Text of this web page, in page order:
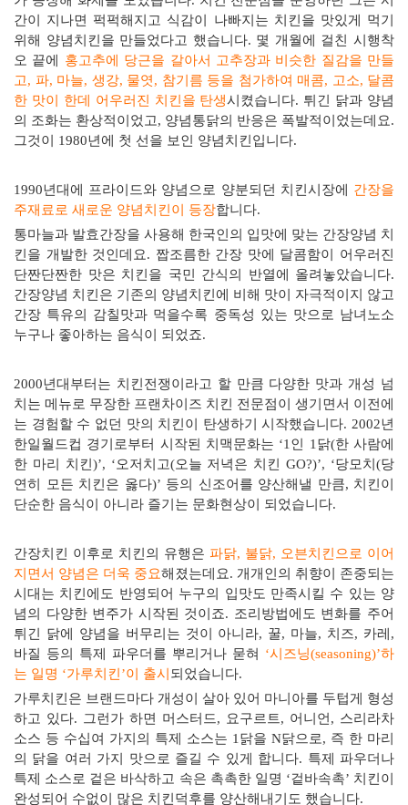
간이 지나면 퍽퍽해지고 식감이 나빠지는 치킨을 맛있게 먹기
위해 양념치킨을 만들었다고 했습니다. 몇 개월에 걸친 시행착
오 끝에 홍고추에 당근을 갈아서 고추장과 비슷한 질감을 만들
고, 파, 마늘, 생강, 물엿, 참기름 등을 첨가하여 매콤, 고소, 달콤
한 맛이 한데 어우러진 치킨을 탄생시켰습니다. 튀긴 닭과 양념
의 조화는 환상적이었고, 양념통닭의 반응은 폭발적이었는데요.
그것이 1980년에 첫 선을 보인 양념치킨입니다.
1990년대에 프라이드와 양념으로 양분되던 치킨시장에 간장을
주재료로 새로운 양념치킨이 등장합니다.
통마늘과 발효간장을 사용해 한국인의 입맛에 맞는 간장양념 치
킨을 개발한 것인데요. 짭조름한 간장 맛에 달콤함이 어우러진
단짠단짠한 맛은 치킨을 국민 간식의 반열에 올려놓았습니다.
간장양념 치킨은 기존의 양념치킨에 비해 맛이 자극적이지 않고
간장 특유의 감칠맛과 먹을수록 중독성 있는 맛으로 남녀노소
누구나 좋아하는 음식이 되었죠.
2000년대부터는 치킨전쟁이라고 할 만큼 다양한 맛과 개성 넘
치는 메뉴로 무장한 프랜차이즈 치킨 전문점이 생기면서 이전에
는 경험할 수 없던 맛의 치킨이 탄생하기 시작했습니다. 2002년
한일월드컵 경기로부터 시작된 치맥문화는 ‘1 인 1 닭(한 사람에
한 마리 치킨 )’, ‘오저치고(오늘 저녁은 치킨GO?)’, ‘당모치(당
연히 모든 치킨은 옳다)’ 등의 신조어를 양산해낼 만큼, 치킨이
단순한 음식이 아니라 즐기는 문화현상이 되었습니다.
간장치킨 이후로 치킨의 유행은 파닭, 불닭, 오븐치킨으로 이어
지면서 양념은 더욱 중요해졌는데요. 개개인의 취향이 존중되는
시대는 치킨에도 반영되어 누구의 입맛도 만족시킬 수 있는 양
념의 다양한 변주가 시작된 것이죠. 조리방법에도 변화를 주어
튀긴 닭에 양념을 버무리는 것이 아니라, 꿀, 마늘, 치즈, 카레 ,
바질 등의 특제 파우더를 뿌리거나 묻혀 ‘시즈닝(seasoning)’하
는 일명 ‘가루치킨 ’이 출시 되었습니다.
가루치킨은 브랜드마다 개성이 살아 있어 마니아를 두텁게 형성
하고 있다. 그런가 하면 머스터드, 요구르트, 어니언 , 스리라차
소스 등 수십여 가지의 특제 소스는 1 닭을 N닭으로, 즉 한 마리
의 닭을 여러 가지 맛으로 즐길 수 있게 합니다. 특제 파우더나
특제 소스로 겉은 바삭하고 속은 촉촉한 일명 ‘겉바속촉’ 치킨이
완성되어 수없이 많은 치킨덕후를 양산해내기도 했습니다.